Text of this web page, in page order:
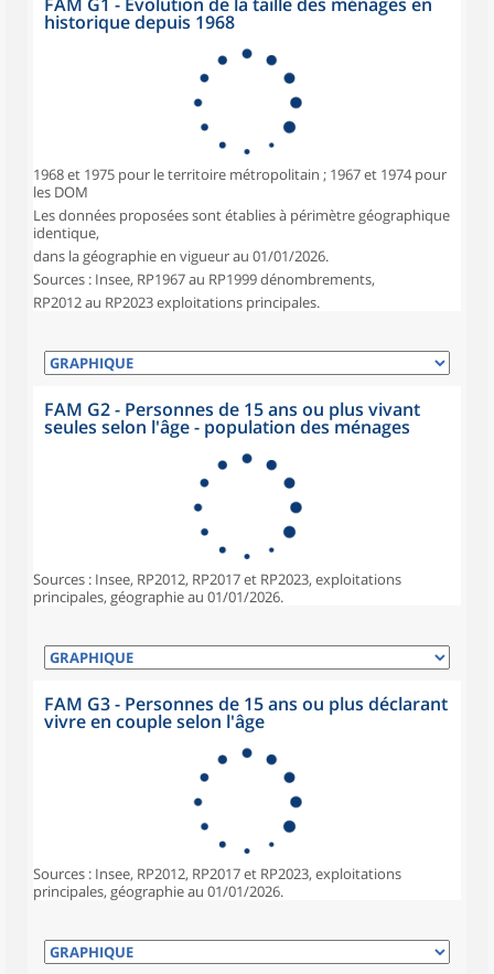
historique depuis 1968
1968 et 1975 pour le territoire métropolitain ; 1967 et 1974 pour
les DOM
Les données proposées sont établies à périmètre géographique
identique,
dans la géographie en vigueur au 01/01/2026.
Sources : Insee, RP1967 au RP1999 dénombrements,
RP2012 au RP2023 exploitations principales.
FAM G2 - Personnes de 15 ans ou plus vivant
seules selon l'âge - population des ménages
Sources : Insee, RP2012, RP2017 et RP2023, exploitations
principales, géographie au 01/01/2026.
FAM G3 - Personnes de 15 ans ou plus déclarant
vivre en couple selon l'âge
Sources : Insee, RP2012, RP2017 et RP2023, exploitations
principales, géographie au 01/01/2026.